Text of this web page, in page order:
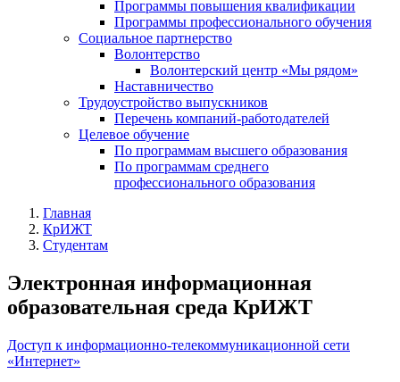
Программы повышения квалификации
Программы профессионального обучения
Социальное партнерство
Волонтерство
Волонтерский центр «Мы рядом»
Наставничество
Трудоустройство выпускников
Перечень компаний-работодателей
Целевое обучение
По программам высшего образования
По программам среднего
профессионального образования
Главная
КрИЖТ
Студентам
Электронная информационная
образовательная среда КрИЖТ
Доступ к информационно-телекоммуникационной сети
«Интернет»